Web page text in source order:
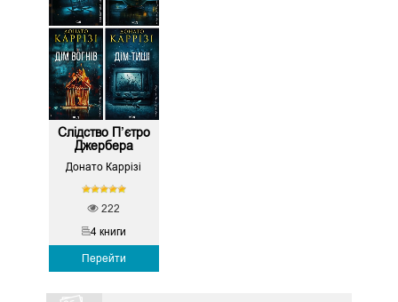
Слідство П’єтро
Джербера
Донато Каррізі
4 книги
Перейти
222